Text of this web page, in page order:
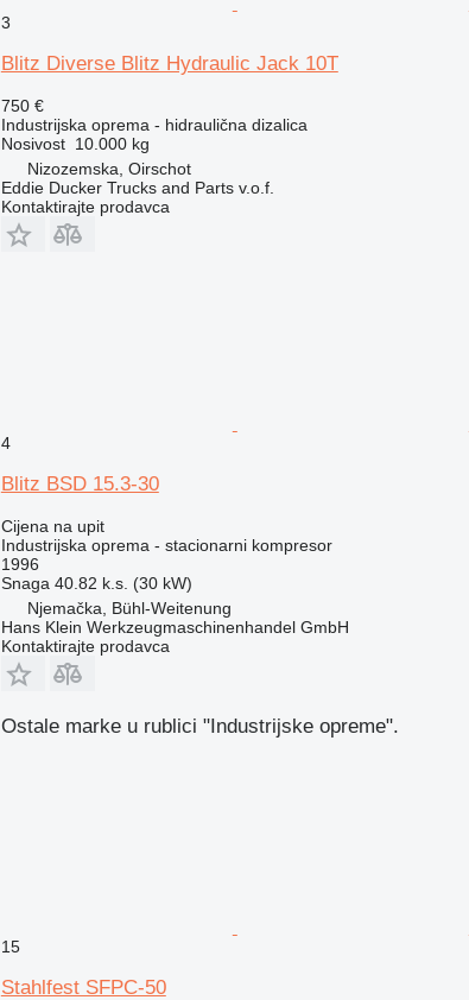
3
Blitz Diverse Blitz Hydraulic Jack 10T
750 €
Industrijska oprema - hidraulična dizalica
Nosivost 10.000 kg
Nizozemska, Oirschot
Eddie Ducker Trucks and Parts v.o.f.
Kontaktirajte prodavca
4
Blitz BSD 15.3-30
Cijena na upit
Industrijska oprema - stacionarni kompresor
1996
Snaga 40.82 k.s. (30 kW)
Njemačka, Bühl-Weitenung
Hans Klein Werkzeugmaschinenhandel GmbH
Kontaktirajte prodavca
Ostale marke u rublici "Industrijske opreme".
15
Stahlfest SFPC-50